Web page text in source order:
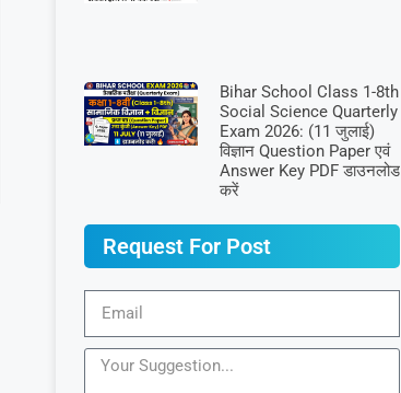
Bihar School Class 1-8th
Social Science Quarterly
Exam 2026: (11 जुलाई)
विज्ञान Question Paper एवं
Answer Key PDF डाउनलोड
करें
Request For Post